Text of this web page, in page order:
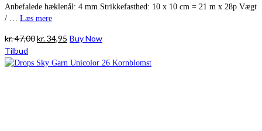
Anbefalede hæklenål: 4 mm Strikkefasthed: 10 x 10 cm = 21 m x 28p Vægt
/ … Læs mere
kr.47,00Den
pris
kr.34,95 Den
pris
Buy Now
Tilbud